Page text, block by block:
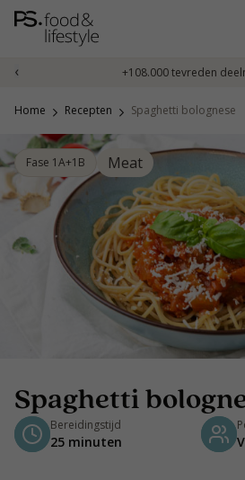
Naar
inhoud
‹ +108.000 tevreden
Home Recepten Spaghetti bolognese
Fase 1A+1B Meat
Spaghetti
Bereidingstijd
25 minuten